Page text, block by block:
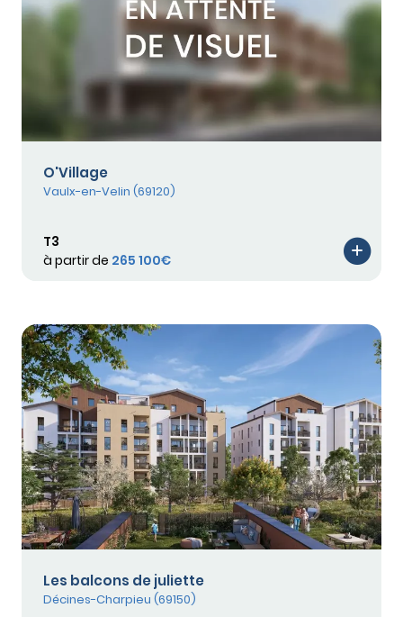
O'Village
Vaulx-en-Velin (69120)
T3
à partir de 265 100€
Les balcons de juliette
Décines-Charpieu (69150)